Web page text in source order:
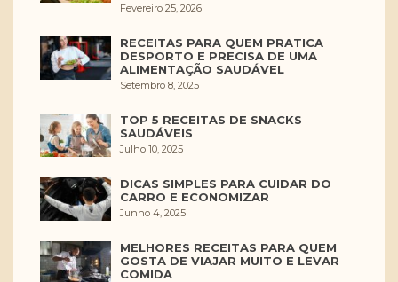
Fevereiro 25, 2026
RECEITAS PARA QUEM PRATICA
DESPORTO E PRECISA DE UMA
ALIMENTAÇÃO SAUDÁVEL
Setembro 8, 2025
TOP 5 RECEITAS DE SNACKS
SAUDÁVEIS
Julho 10, 2025
DICAS SIMPLES PARA CUIDAR DO
CARRO E ECONOMIZAR
Junho 4, 2025
MELHORES RECEITAS PARA QUEM
GOSTA DE VIAJAR MUITO E LEVAR
COMIDA